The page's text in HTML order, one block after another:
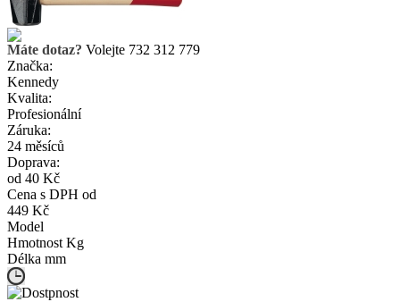
Máte dotaz? Volejte 732 312 779
Značka:
Kennedy
Kvalita:
Profesionální
Záruka:
24 měsíců
Doprava:
od 40 Kč
Cena s DPH od
449 Kč
Model
Hmotnost Kg
Délka mm